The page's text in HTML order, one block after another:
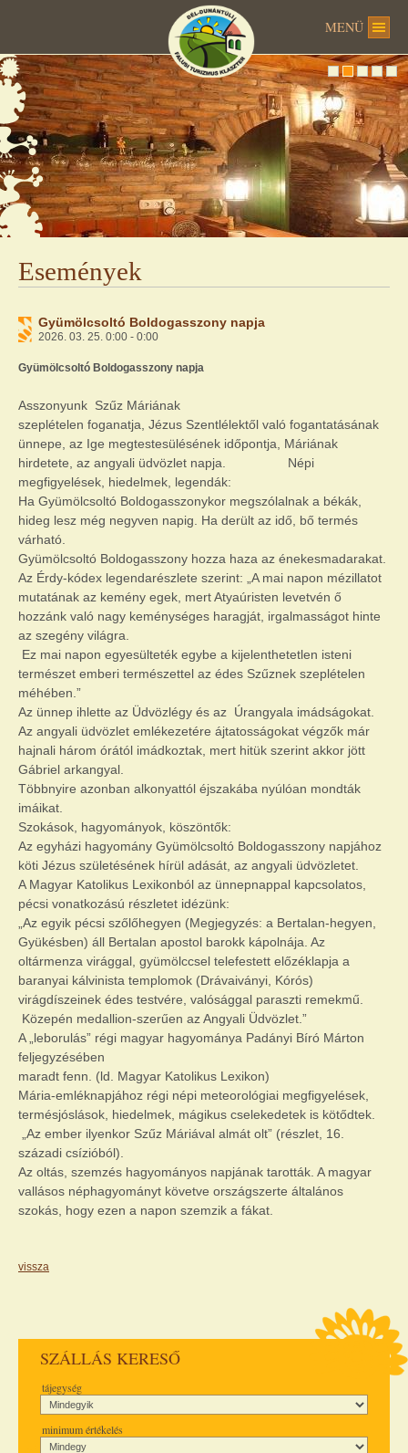
MENÜ
Események
Gyümölcsoltó Boldogasszony napja
2026. 03. 25. 0:00 - 0:00
Gyümölcsoltó Boldogasszony napja
Asszonyunk Szűz Máriának
szeplételen foganatja, Jézus Szentlélektől való fogantatásának
ünnepe, az Ige megtestesülésének időpontja, Máriának
hirdetete, az angyali üdvözlet napja. Népi
megfigyelések, hiedelmek, legendák:
Ha Gyümölcsoltó Boldogasszonykor megszólalnak a békák,
hideg lesz még negyven napig. Ha derült az idő, bő termés
várható.
Gyümölcsoltó Boldogasszony hozza haza az énekesmadarakat.
Az Érdy-kódex legendarészlete szerint: „A mai napon mézillatot
mutatának az kemény egek, mert Atyaúristen levetvén ő
hozzánk való nagy keménységes haragját, irgalmasságot hinte
az szegény világra.
Ez mai napon egyesülteték egybe a kijelenthetetlen isteni
természet emberi természettel az édes Szűznek szeplételen
méhében.”
Az ünnep ihlette az Üdvözlégy és az Úrangyala imádságokat.
Az angyali üdvözlet emlékezetére ájtatosságokat végzők már
hajnali három órától imádkoztak, mert hitük szerint akkor jött
Gábriel arkangyal.
Többnyire azonban alkonyattól éjszakába nyúlóan mondták
imáikat.
Szokások, hagyományok, köszöntők:
Az egyházi hagyomány Gyümölcsoltó Boldogasszony napjához
köti Jézus születésének hírül adását, az angyali üdvözletet.
A Magyar Katolikus Lexikonból az ünnepnappal kapcsolatos,
pécsi vonatkozású részletet idézünk:
„Az egyik pécsi szőlőhegyen (Megjegyzés: a Bertalan-hegyen,
Gyükésben) áll Bertalan apostol barokk kápolnája. Az
oltármenza virággal, gyümölccsel telefestett előzéklapja a
baranyai kálvinista templomok (Drávaiványi, Kórós)
virágdíszeinek édes testvére, valósággal paraszti remekmű.
Közepén medallion-szerűen az Angyali Üdvözlet.”
A „leborulás” régi magyar hagyománya Padányi Bíró Márton
feljegyzésében
maradt fenn. (ld. Magyar Katolikus Lexikon)
Mária-emléknapjához régi népi meteorológiai megfigyelések,
termésjóslások, hiedelmek, mágikus cselekedetek is kötődtek.
„Az ember ilyenkor Szűz Máriával almát olt” (részlet, 16.
századi csízióból).
Az oltás, szemzés hagyományos napjának tarották. A magyar
vallásos néphagyományt követve országszerte általános
szokás, hogy ezen a napon szemzik a fákat.
vissza
SZÁLLÁS KERESŐ
tájegység
minimum értékelés